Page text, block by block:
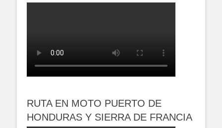
RUTA EN MOTO PUERTO DE
HONDURAS Y SIERRA DE FRANCIA